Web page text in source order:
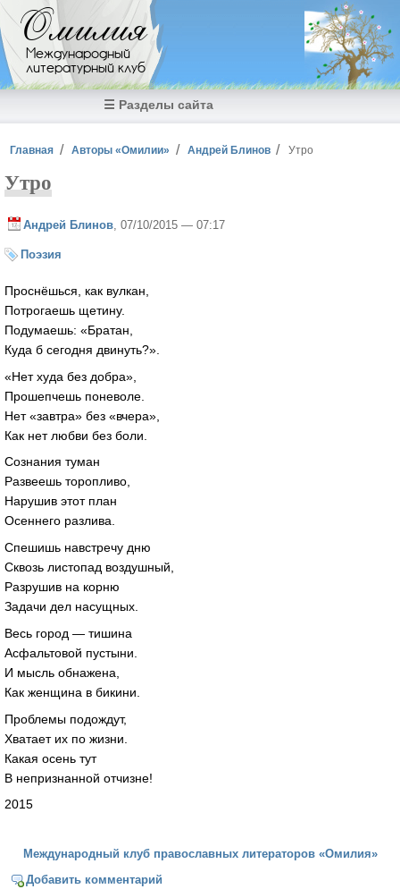
Перейти к основному содержанию
Омилия
Международный
литературный клуб
☰ Разделы сайта
Вы здесь
Главная Авторы «Омилии» Андрей Блинов Утро
Утро
Андрей Блинов , 07/10/2015 — 07:17
Поэзия
Проснёшься, как вулкан,
Потрогаешь щетину.
Подумаешь: «Братан,
Куда б сегодня двинуть?».
«Нет худа без добра»,
Прошепчешь поневоле.
Нет «завтра» без «вчера»,
Как нет любви без боли.
Сознания туман
Развеешь торопливо,
Нарушив этот план
Осеннего разлива.
Спешишь навстречу дню
Сквозь листопад воздушный,
Разрушив на корню
Задачи дел насущных.
Весь город — тишина
Асфальтовой пустыни.
И мысль обнажена,
Как женщина в бикини.
Проблемы подождут,
Хватает их по жизни.
Какая осень тут
В непризнанной отчизне!
2015
Международный клуб православных литераторов «Омилия»
Добавить комментарий